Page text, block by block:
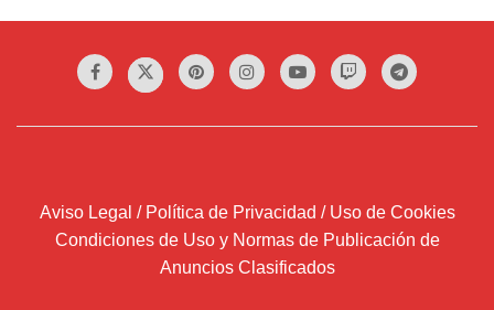
Aviso Legal / Política de Privacidad / Uso de Cookies
Condiciones de Uso y Normas de Publicación de
Anuncios Clasificados